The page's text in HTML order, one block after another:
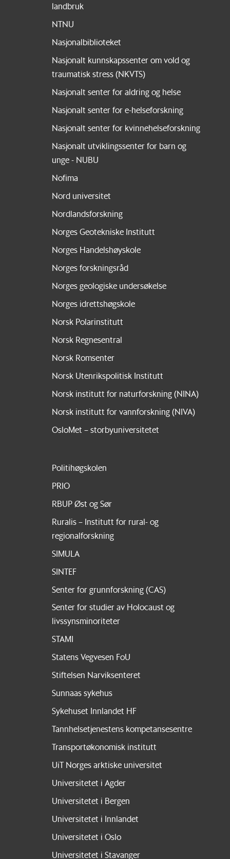
landbruk
NTNU
Nasjonalbiblioteket
Nasjonalt kunnskapssenter om vold og
traumatisk stress (NKVTS)
Nasjonalt senter for aldring og helse
Nasjonalt senter for e-helseforskning
Nasjonalt senter for kvinnehelseforskning
Nasjonalt utviklingssenter for barn og
unge - NUBU
Nofima
Nord universitet
Nordlandsforskning
Norges Geotekniske Institutt
Norges Handelshøyskole
Norges forskningsråd
Norges geologiske undersøkelse
Norges idrettshøgskole
Norsk Polarinstitutt
Norsk Regnesentral
Norsk Romsenter
Norsk Utenrikspolitisk Institutt
Norsk institutt for naturforskning (NINA)
Norsk institutt for vannforskning (NIVA)
OsloMet – storbyuniversitetet
Politihøgskolen
PRIO
RBUP Øst og Sør
Ruralis – Institutt for rural- og
regionalforskning
SIMULA
SINTEF
Senter for grunnforskning (CAS)
Senter for studier av Holocaust og
livssynsminoriteter
STAMI
Statens Vegvesen FoU
Stiftelsen Narviksenteret
Sunnaas sykehus
Sykehuset Innlandet HF
Tannhelsetjenestens kompetansesentre
Transportøkonomisk institutt
UiT Norges arktiske universitet
Universitetet i Agder
Universitetet i Bergen
Universitetet i Innlandet
Universitetet i Oslo
Universitetet i Stavanger